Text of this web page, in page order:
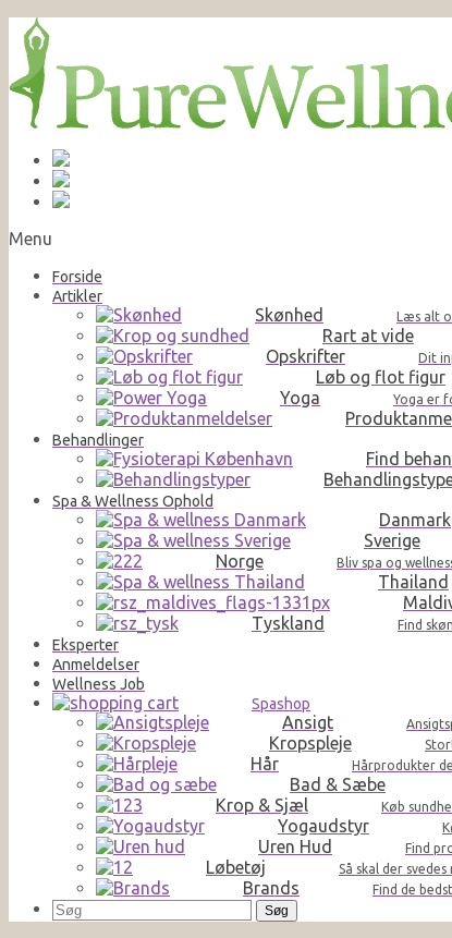
Menu
Forside
Artikler
Skønhed Læs alt
Rart at vide
Opskrifter Dit
Løb og flot figur
Yoga Yoga er
Behandlinger
Find
Spa & Wellness Ophold
Danmark
Sverige
Norge Bliv spa og
Thailand
Tyskland Find
Eksperter
Anmeldelser
Wellness Job
Spashop
Ansigt
Kropspleje
Hår Hårprodukter
Bad & Sæbe
Krop & Sjæl Køb
Yogaudstyr
Uren Hud Find
Løbetøj Så skal der
Brands Find de
Søg
efter: